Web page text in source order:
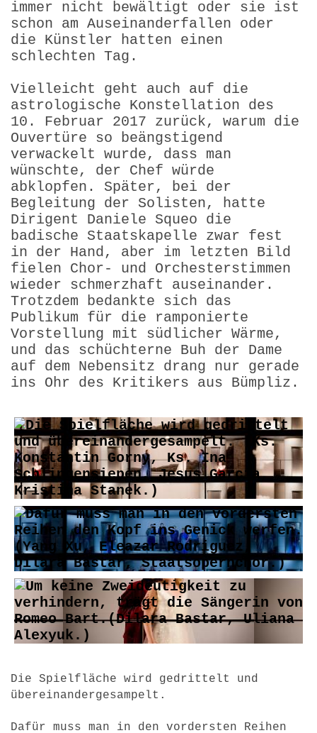
immer nicht bewältigt oder sie ist
schon am Auseinanderfallen oder
die Künstler hatten einen
schlechten Tag.
Vielleicht geht auch auf die
astrologische Konstellation des
10. Februar 2017 zurück, warum die
Ouvertüre so beängstigend
verwackelt wurde, dass man
wünschte, der Chef würde
abklopfen. Später, bei der
Begleitung der Solisten, hatte
Dirigent Daniele Squeo die
badische Staatskapelle zwar fest
in der Hand, aber im letzten Bild
fielen Chor- und Orchesterstimmen
wieder schmerzhaft auseinander.
Trotzdem bedankte sich das
Publikum für die ramponierte
Vorstellung mit südlicher Wärme,
und das schüchterne Buh der Dame
auf dem Nebensitz drang nur gerade
ins Ohr des Kritikers aus Bümpliz.
Die Spielfläche wird gedrittelt und
übereinandergesampelt.
Dafür muss man in den vordersten Reihen